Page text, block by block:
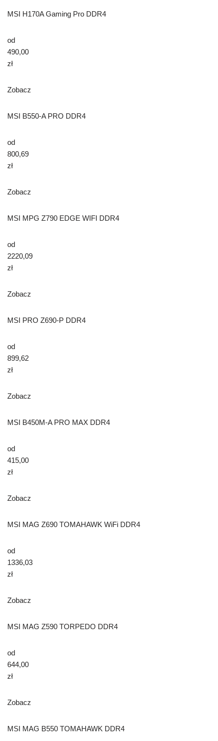
MSI H170A Gaming Pro DDR4
od
490,00
zł
Zobacz
MSI B550-A PRO DDR4
od
800,69
zł
Zobacz
MSI MPG Z790 EDGE WIFI DDR4
od
2220,09
zł
Zobacz
MSI PRO Z690-P DDR4
od
899,62
zł
Zobacz
MSI B450M-A PRO MAX DDR4
od
415,00
zł
Zobacz
MSI MAG Z690 TOMAHAWK WiFi DDR4
od
1336,03
zł
Zobacz
MSI MAG Z590 TORPEDO DDR4
od
644,00
zł
Zobacz
MSI MAG B550 TOMAHAWK DDR4